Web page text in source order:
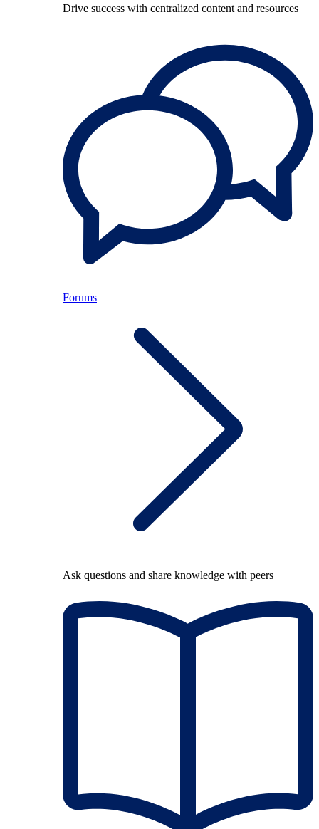
Drive success with centralized content and resources
Forums
Ask questions and share knowledge with peers